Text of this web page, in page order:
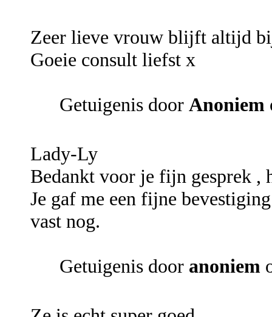
Zeer lieve vrouw blijft altijd
Goeie consult liefst x
Getuigenis door Anoniem
Lady-Ly
Bedankt voor je fijn gesprek ,
Je gaf me een fijne
vast nog.
Getuigenis door anoniem